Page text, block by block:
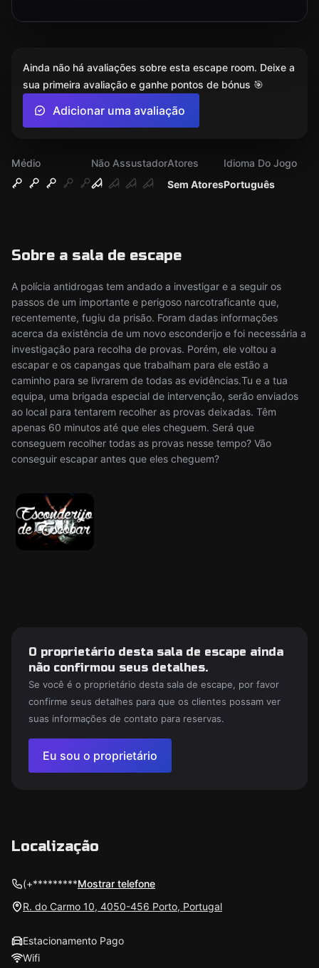
Médio
Não Assustador
Sem Atores
Atores
Português
Idioma Do Jogo
Sobre a sala de escape
A polícia antidrogas tem andado a investigar e a seguir os
passos de um importante e perigoso narcotraficante que,
recentemente, fugiu da prisão. Foram dadas informações
acerca da existência de um novo esconderijo e foi necessária a
investigação para recolha de provas. Porém, ele voltou a
escapar e os capangas que trabalham para ele estão a
caminho para se livrarem de todas as evidências.Tu e a tua
equipa, uma brigada especial de intervenção, serão enviados
ao local para tentarem recolher as provas deixadas. Têm
apenas 60 minutos até que eles cheguem. Será que
conseguem recolher todas as provas nesse tempo? Vão
conseguir escapar antes que eles cheguem?
Ainda não há avaliações sobre esta escape room. Deixe a
sua primeira avaliação e ganhe pontos de bónus 🎯
Adicionar uma avaliação
O proprietário desta sala de escape ainda
não confirmou seus detalhes.
Se você é o proprietário desta sala de escape, por favor
confirme seus detalhes para que os clientes possam ver
suas informações de contato para reservas.
Eu sou o proprietário
Localização
(+*********Mostrar telefone
R. do Carmo 10, 4050-456 Porto, Portugal
Estacionamento Pago
Wifi